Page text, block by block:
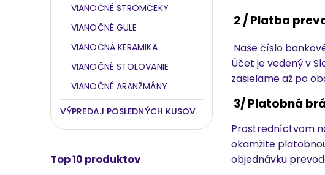
VIANOČNÉ STROMČEKY
VIANOČNÉ GULE
VIANOČNÁ KERAMIKA
VIANOČNÉ STOLOVANIE
VIANOČNÉ ARANŽMÁNY
VÝPREDAJ POSLEDNÝCH KUSOV
Top 10 produktov
2 / Platba
Naše číslo
Účet je vedený v
zasielame až po
3/ Platobná
Prostredníctvom
okamžite
objednávku